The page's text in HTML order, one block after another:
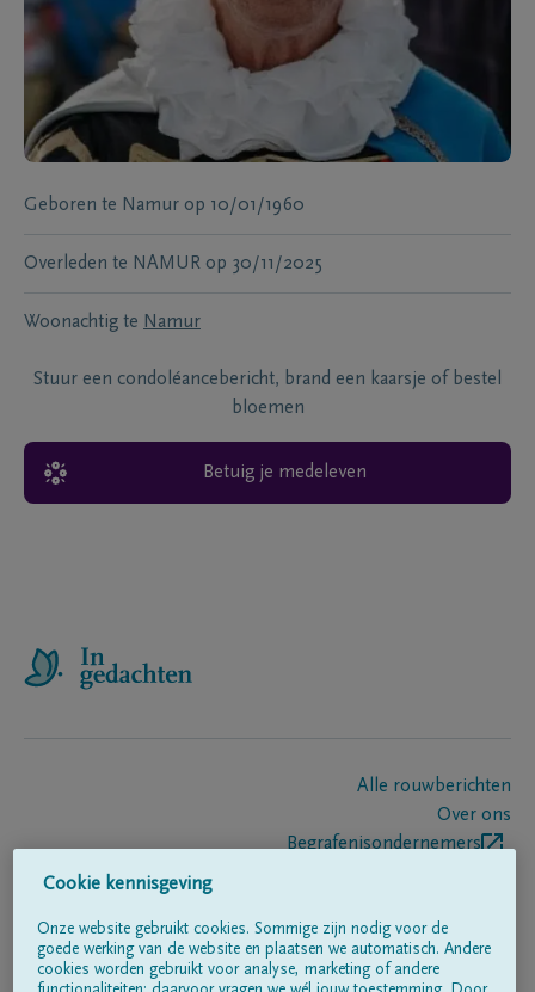
Geboren te Namur op 10/01/1960
Overleden te NAMUR op 30/11/2025
Woonachtig te Namur
Stuur een condoléancebericht, brand een kaarsje of bestel
bloemen
Betuig je medeleven
Alle rouwberichten
Over ons
Begrafenisondernemers
Volg ons op
Cookie kennisgeving
Onze website gebruikt cookies. Sommige zijn nodig voor de
goede werking van de website en plaatsen we automatisch. Andere
cookies worden gebruikt voor analyse, marketing of andere